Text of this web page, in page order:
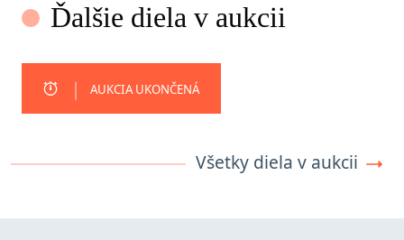
Ďalšie diela v aukcii
AUKCIA UKONČENÁ
Všetky diela v aukcii